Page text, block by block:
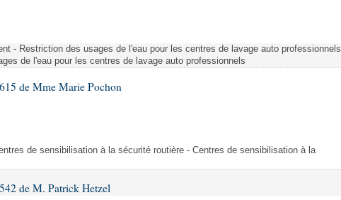
- Restriction des usages de l'eau pour les centres de lavage auto professionnels
de l'eau pour les centres de lavage auto professionnels
de Mme Marie Pochon
de sensibilisation à la sécurité routière - Centres de sensibilisation à la
de M. Patrick Hetzel